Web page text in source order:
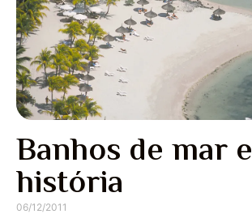
Banhos de mar e
história
06/12/2011